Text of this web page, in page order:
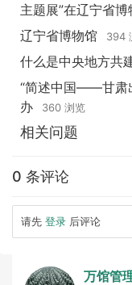
主题展”在辽宁省
辽宁省博物馆 394
什么是中央地方共
“简述中国——甘肃
办
360 浏览
相关问题
0 条评论
请先 登录 后评论
万馆管